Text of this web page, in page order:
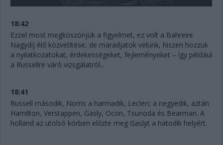
18:42
Ezzel most megköszönjük a figyelmet, ez volt a Bahreini
Nagydíj élő közvetítése, de maradjatok velünk, hiszen hozzuk
a nyilatkozatokat, érdekességeket, fejleményeket – így például
a Russellre váró vizsgálatról...
18:41
Russell második, Norris a harmadik, Leclerc a negyedik, aztán
Hamilton, Verstappen, Gasly, Ocon, Tsunoda és Bearman. A
holland az utolsó körben előzte meg Gaslyt a hatodik helyért.